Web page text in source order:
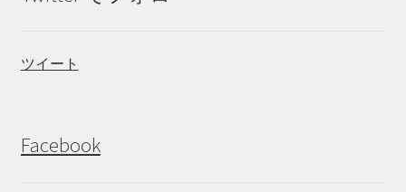
ツイート
Facebook